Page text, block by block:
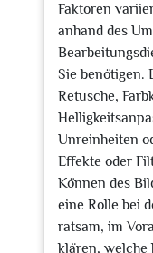
Faktoren
anhand des
Sie benötigen.
Retusche,
Unreinheiten
Effekte oder
Können des
eine Rolle bei
ratsam, im
klären, welche